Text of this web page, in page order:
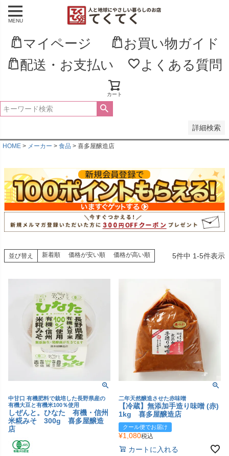
MENU
マイページ
お買い物ガイド
配送・お支払い
よくある質問
カート
詳細検索
新着順
登録順
価格が高い順
優先度順
HOME メーカー 食品 喜多屋醸造店
並び替え 新着順 価格が安い順 価格が高い順 5件中 1-5件表示
中甘口 有機肥料で栽培した長野県産の
有機大豆と有機米100％使用
しぜんと。ひなた 有機・信州
米糀みそ 300g 喜多屋醸造
店
二年天然醸造させた赤味噌
【冷蔵】無添加手造り味噌 (赤)
1kg 喜多屋醸造店
クール便でお届け
¥1,080税込
カートに入れる